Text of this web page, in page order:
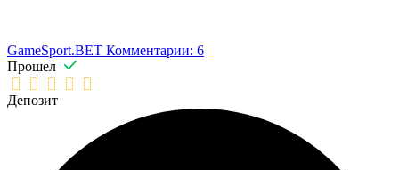
GameSport.BET Комментарии: 6
Прошел
Депозит